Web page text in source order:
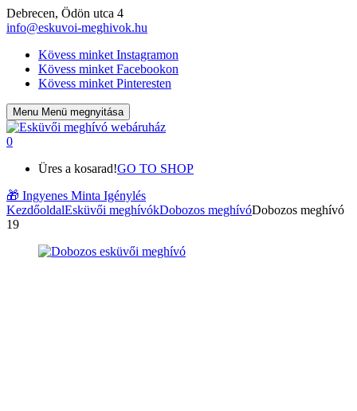
Debrecen, Ödön utca 4
info@eskuvoi-meghivok.hu
Kövess minket Instagramon
Kövess minket Facebookon
Kövess minket Pinteresten
Menu Menü megnyitása
0
Üres a kosarad!GO TO SHOP
🎁 Ingyenes Minta Igénylés
KezdőoldalEsküvői meghívókDobozos meghívóDobozos meghívó
19